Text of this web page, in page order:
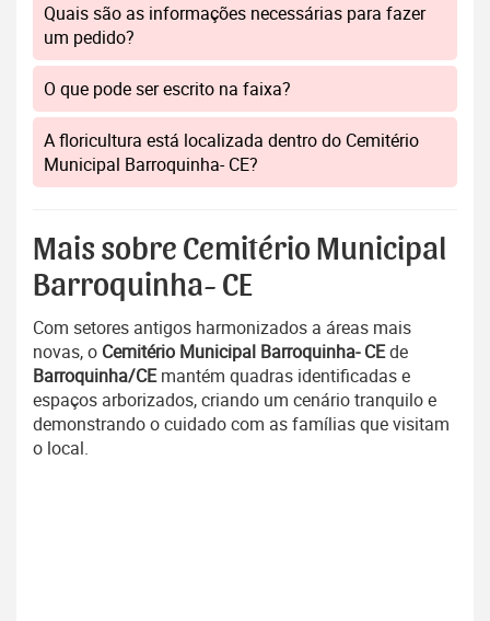
Quais são as informações necessárias para fazer
um pedido?
O que pode ser escrito na faixa?
A floricultura está localizada dentro do Cemitério
Municipal Barroquinha- CE?
Mais sobre Cemitério Municipal
Barroquinha- CE
Com setores antigos harmonizados a áreas mais
novas, o Cemitério Municipal Barroquinha- CEde
Barroquinha/CEmantém quadras identificadas e
espaços arborizados, criando um cenário tranquilo e
demonstrando o cuidado com as famílias que visitam
o local.